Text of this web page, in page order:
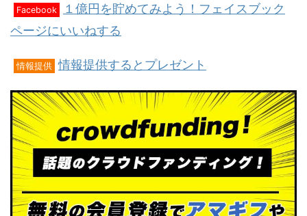
Facebook
１億円を貯めてみよう！フェイスブック
ページにいいねする
情報提供 情報提供するとプレゼント